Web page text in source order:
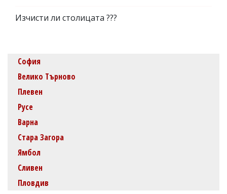
Изчисти ли столицата ???
София
Велико Търново
Плевен
Русе
Варна
Стара Загора
Ямбол
Сливен
Пловдив